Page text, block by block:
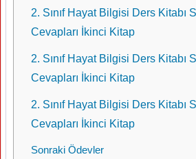
2. Sınıf Hayat Bilgisi Ders Kitabı
Cevapları İkinci Kitap
2. Sınıf Hayat Bilgisi Ders Kitabı
Cevapları İkinci Kitap
2. Sınıf Hayat Bilgisi Ders Kitabı
Cevapları İkinci Kitap
Sonraki Ödevler